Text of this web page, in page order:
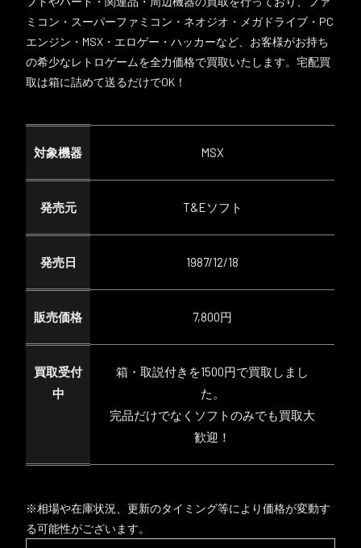
ミコン・スーパーファミコン・ネオジオ・メガドライブ・PC
エンジン・MSX・エロゲー・ハッカーなど、お客様がお持ち
の希少なレトロゲームを全力価格で買取いたします。宅配買
取は箱に詰めて送るだけでOK！
対象機器 MSX
発売元 T&Eソフト
発売日 1987/12/18
販売価格 7,800円
買取受付
中
箱・取説付きを1500円で買取しまし
た。
完品だけでなくソフトのみでも買取大
歓迎！
※相場や在庫状況、更新のタイミング等により価格が変動す
る可能性がございます。